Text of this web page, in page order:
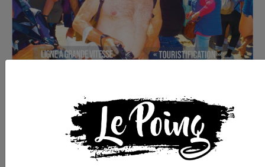
Commander le dernier numéro papier du
Poing !